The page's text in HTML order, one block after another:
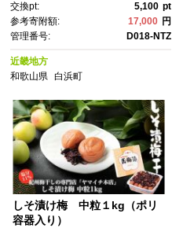
交換pt: 5,100 pt
参考寄附額:
17,000 円
管理番号:
D018-NTZ
近畿地方
和歌山県
白浜町
しそ漬け梅 中粒１kg（ポリ
容器入り）